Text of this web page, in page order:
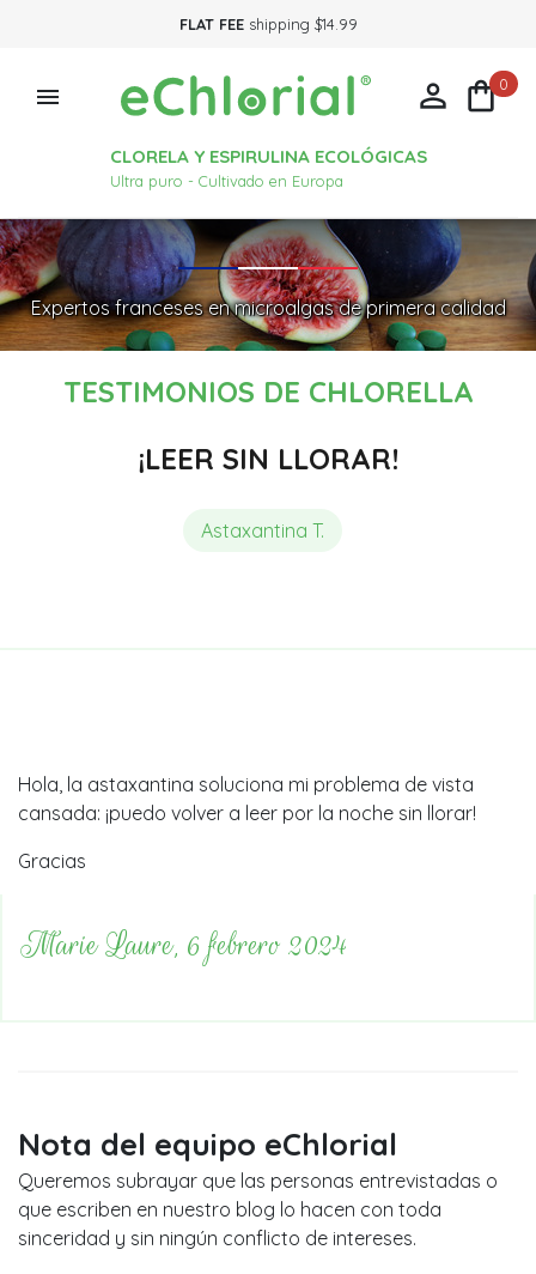
FLAT FEEshipping $14.99

CLORELA Y ESPIRULINA ECOLÓGICAS
Ultra puro - Cultivado en Europa
 0
Expertos franceses en microalgas de primera calidad
TESTIMONIOS DE CHLORELLA
¡LEER SIN LLORAR!
Astaxantina T.
Hola, la astaxantina soluciona mi problema de vista
cansada: ¡puedo volver a leer por la noche sin llorar!
Gracias
Marie Laure, 6 febrero 2024
Nota del equipo eChlorial
Queremos subrayar que las personas entrevistadas o
que escriben en nuestro blog lo hacen con toda
sinceridad y sin ningún conflicto de intereses.